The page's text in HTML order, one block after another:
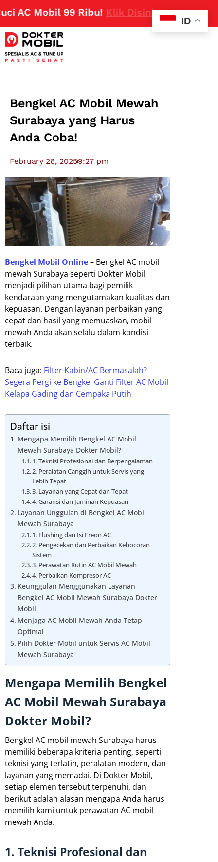
Mobil 99 Ribu!Klik Disini
Bengkel AC Mobil Mewah
Surabaya yang Harus
Anda Coba!
February 26, 20259:27 pm
Bengkel Mobil Online– Bengkel AC mobil
mewah Surabaya seperti Dokter Mobil
menjadi pilihan utama bagi pemilik
kendaraan yang mengutamakan kualitas dan
kepuasan. Dengan layanan perbaikan yang
cepat dan hasil yang memuaskan, mobil
mewah Anda akan selalu dalam kondisi
terbaik.
Baca juga: Filter Kabin/AC Bermasalah?
Segera Pergi ke Bengkel Ganti Filter AC Mobil
Kelapa Gading dan Cempaka Putih
Daftar isi
Mengapa Memilih Bengkel AC Mobil
Mewah Surabaya Dokter Mobil?
1. Teknisi Profesional dan Berpengalaman
2. Peralatan Canggih untuk Servis yang
Lebih Tepat
3. Layanan yang Cepat dan Tepat
4. Garansi dan Jaminan Kepuasan
Layanan Unggulan di Bengkel AC Mobil
Mewah Surabaya
1. Flushing dan Isi Freon AC
2. Pengecekan dan Perbaikan Kebocoran
Sistem
3. Perawatan Rutin AC Mobil Mewah
4. Perbaikan Kompresor AC
Keunggulan Menggunakan Layanan
Bengkel AC Mobil Mewah Surabaya Dokter
Mobil
Menjaga AC Mobil Mewah Anda Tetap
Optimal
Pilih Dokter Mobil untuk Servis AC Mobil
Mewah Surabaya
Mengapa Memilih Bengkel
AC Mobil Mewah Surabaya
Dokter Mobil?
Bengkel AC mobil mewah Surabaya harus
memiliki beberapa kriteria penting, seperti
teknisi yang terlatih, peralatan modern, dan
layanan yang memadai. Di Dokter Mobil,
setiap elemen tersebut terpenuhi, dan
berikut adalah alasan mengapa Anda harus
memilih kami untuk perawatan AC mobil
mewah Anda.
1. Teknisi Profesional dan
ID